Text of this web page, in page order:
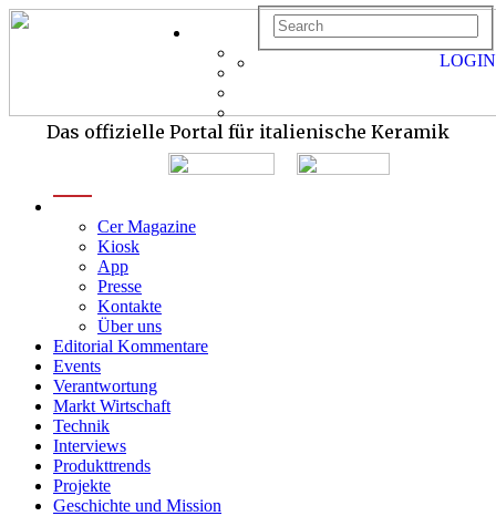
Das offizielle Portal für italienische Keramik
Cer Magazine
Kiosk
App
Presse
Kontakte
Über uns
Editorial Kommentare
Events
Verantwortung
Markt Wirtschaft
Technik
Interviews
Produkttrends
Projekte
Geschichte und Mission
LOGIN